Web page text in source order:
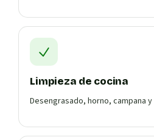
Limpieza de cocina
Desengrasado, horno, campana